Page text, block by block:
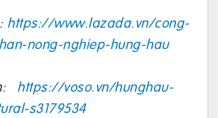
https://www.lazada.vn/cong-
nong-nghiep-hung-hau
https://voso.vn/hunghau-
s3179534